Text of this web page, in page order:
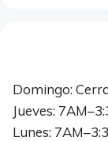
Domingo:
Jueves:
Lunes: